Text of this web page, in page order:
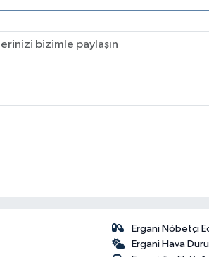
Ergani Nöbetçi
Ergani Hava